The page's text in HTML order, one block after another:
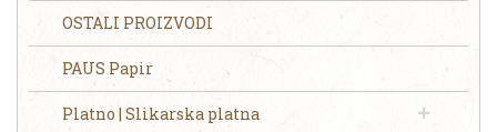
OSTALI PROIZVODI
PAUS Papir
Platno | Slikarska platna